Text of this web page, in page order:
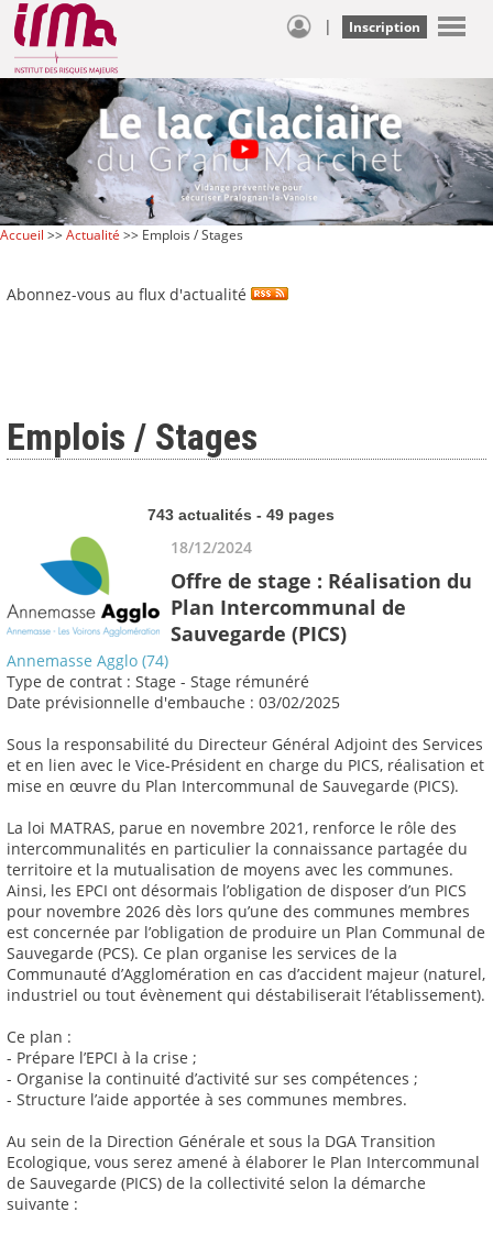
| Inscription
Accueil >>Actualité >> Emplois / Stages
Abonnez-vous au flux d'actualité
Emplois / Stages
743 actualités - 49 pages
18/12/2024
Offre de stage : Réalisation du
Plan Intercommunal de
Sauvegarde (PICS)
Annemasse Agglo (74)
Type de contrat : Stage - Stage rémunéré
Date prévisionnelle d'embauche : 03/02/2025
Sous la responsabilité du Directeur Général Adjoint des Services
et en lien avec le Vice-Président en charge du PICS, réalisation et
mise en œuvre du Plan Intercommunal de Sauvegarde (PICS).
La loi MATRAS, parue en novembre 2021, renforce le rôle des
intercommunalités en particulier la connaissance partagée du
territoire et la mutualisation de moyens avec les communes.
Ainsi, les EPCI ont désormais l’obligation de disposer d’un PICS
pour novembre 2026 dès lors qu’une des communes membres
est concernée par l’obligation de produire un Plan Communal de
Sauvegarde (PCS). Ce plan organise les services de la
Communauté d’Agglomération en cas d’accident majeur (naturel,
industriel ou tout évènement qui déstabiliserait l’établissement).
Ce plan :
- Prépare l’EPCI à la crise ;
- Organise la continuité d’activité sur ses compétences ;
- Structure l’aide apportée à ses communes membres.
Au sein de la Direction Générale et sous la DGA Transition
Ecologique, vous serez amené à élaborer le Plan Intercommunal
de Sauvegarde (PICS) de la collectivité selon la démarche
suivante :